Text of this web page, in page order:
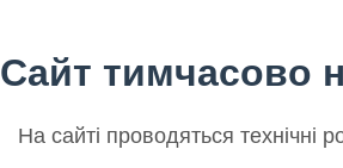
Сайт тимчасово
На сайті проводяться технічні